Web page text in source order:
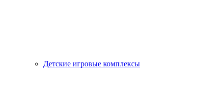
Детские игровые комплексы